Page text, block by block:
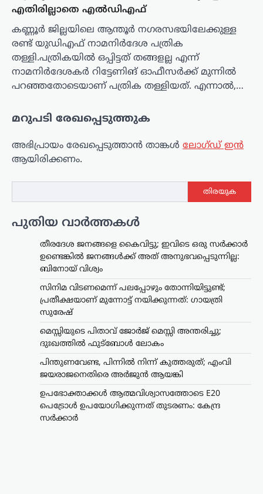
എതിരില്ലാതെ എൽഡിഎഫ്
കണ്ണൂർ ജില്ലയിലെ ആന്തൂർ നഗരസഭയിലേക്കുള്ള
രണ്ട് യുഡിഎഫ് നാമനിർദേശ പത്രിക
തള്ളി.പത്രികയിൽ ഒപ്പിട്ടത് തങ്ങളല്ല എന്ന്
നാമനിർദേശകർ റിട്ടേണിങ് ഓഫീസർക്ക് മുന്നിൽ
പറഞ്ഞതോടെയാണ് പത്രിക തള്ളിയത്. എന്നാൽ,…
മറുപടി രേഖപ്പെടുത്തുക
അഭിപ്രായം രേഖപ്പെടുത്താ‍ൻ താങ്കൾ ലോഗ്ഡ് ഇൻ
ആയിരിക്കണം.
തിരയുക
പുതിയ വാർത്തകൾ
തീരദേശ ജനങ്ങളെ കൈവിട്ടു; ഇവിടെ ഒരു സര്‍ക്കാര്‍
ഉണ്ടെങ്കില്‍ ജനങ്ങള്‍ക്ക് അത് അനുഭവപ്പെടുന്നില്ല:
ബിനോയ് വിശ്വം
സിനിമ വിടണമെന്ന് പലപ്പോഴും തോന്നിയിട്ടുണ്ട്;
പ്രതീക്ഷയാണ് മുന്നോട്ട് നയിക്കുന്നത്: ഗായത്രി
സുരേഷ്
മെസ്സിയുടെ പിതാവ് ജോർജ് മെസ്സി അന്തരിച്ചു;
ദുഃഖത്തിൽ ഫുട്ബോൾ ലോകം
പിന്തുണവേണ്ട, പിന്നില്‍ നിന്ന് കുത്തരുത്; എംവി
ജയരാജനെതിരെ അര്‍ജുന്‍ ആയങ്കി
ഉപഭോക്താക്കൾ ആത്മവിശ്വാസത്തോടെ E20
പെട്രോൾ ഉപയോഗിക്കുന്നത് തുടരണം: കേന്ദ്ര
സർക്കാർ